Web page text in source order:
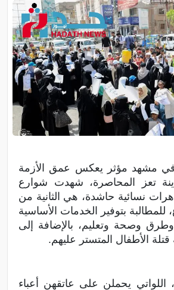
مشهد مؤثر يعكس عمق الأزمة
تعز المحاصرة، شهدت شوارع
نسائية حاشدة، هي الثانية من
للمطالبة بتوفير الخدمات الأساسية
وصحة وتعليم، بالإضافة إلى
قتلة الأطفال المتستر عليهم.
يحملن على عاتقهن أعباء